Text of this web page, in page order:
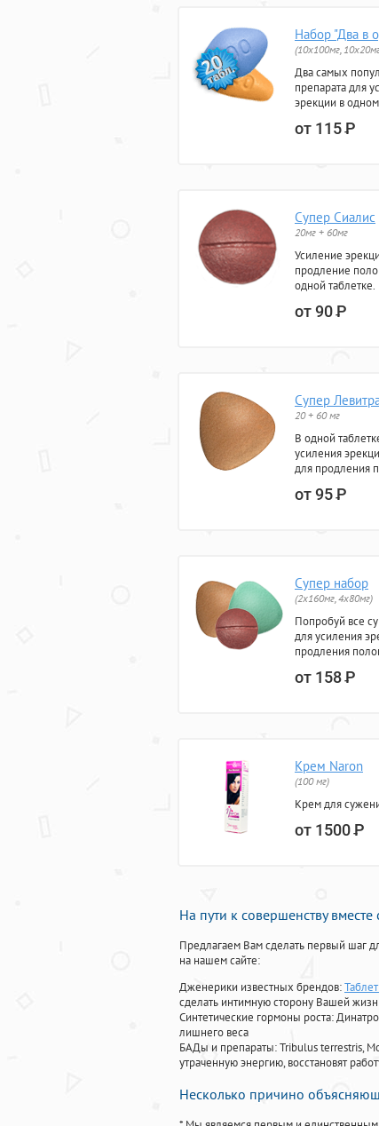
Набор "Два в
(10x100мг,
Два самых
препарата для
эрекции в
от 115Р
Супер Сиалис
20мг + 60мг
Усиление
продление
одной таблетке.
от 90Р
Супер
20 + 60 мг
В одной
усиления
для продления
от 95Р
Супер набор
(2х160мг, 4х80мг)
Попробуй все
для усиления
продления
от 158Р
Крем Naron
(100 мг)
Крем для
от 1500Р
На пути к совершенству вместе
Предлагаем Вам сделать первый шаг
на нашем сайте:
Дженерики известных брендов:
сделать интимную сторону Вашей
Синтетические гормоны роста:
лишнего веса
БАДы и препараты:Tribulus terrestris,
утраченную энергию, восстановят
Несколько причино